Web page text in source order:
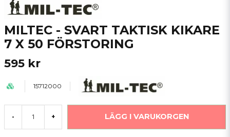
MILTEC - SVART TAKTISK KIKARE
7 X 50 FÖRSTORING
595 kr
15712000
- + LÄGG I VARUKORGEN